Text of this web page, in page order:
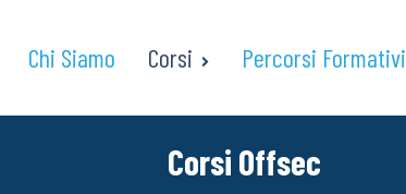
Chi Siamo Corsi Percorsi Formativi
Corsi Offsec